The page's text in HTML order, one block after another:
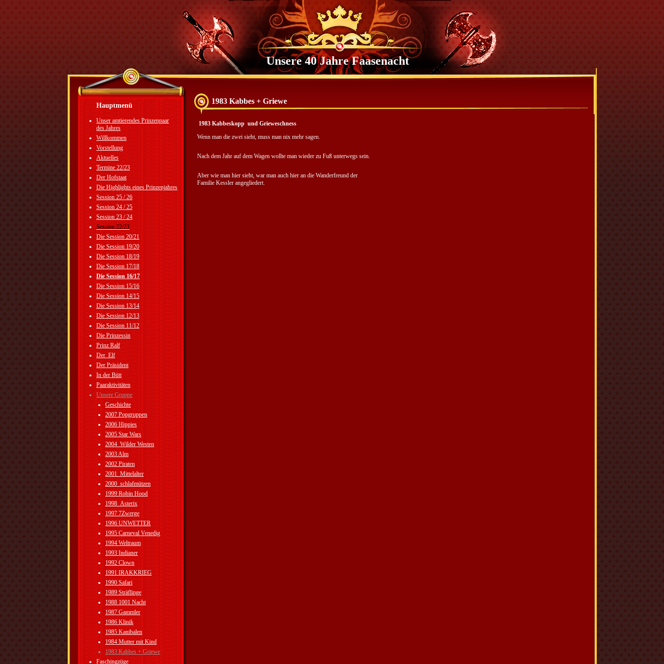
Unsere 40 Jahre Faasenacht
Hauptmenü
Unser amtierendes Prinzenpaar
des Jahres
Willkommen
Vorstellung
Aktuelles
Termine 22/23
Der Hofstaat
Die Highlights eines Prinzenjahres
Session 25 / 26
Session 24 / 25
Session 23 / 24
Session 22/23
Die Session 20/21
Die Session 19/20
Die Session 18/19
Die Session 17/18
Die Session 16/17
Die Session 15/16
Die Session 14/15
Die Session 13/14
Die Session 12/13
Die Session 11/12
Die Prinzessin
Prinz Ralf
Der_Elf
Der Präsident
In der Bütt
Paaraktivitäten
Unsere Gruppe
Geschichte
2007 Popgruppen
2006 Hippies
2005 Star Wars
2004_Wilder Westen
2003 Alm
2002 Piraten
2001_Mittelalter
2000_schlafmützen
1999 Robin Hood
1998_Asterix
1997 7Zwerge
1996 UNWETTER
1995 Carneval Venedig
1994 Weltraum
1993 Indianer
1992 Clown
1991 IRAKKRIEG
1990 Safari
1989 Sträflinge
1988 1001 Nacht
1987 Gammler
1986 Klinik
1985 Kanibalen
1984 Mutter mit Kind
1983 Kabbes + Griewe
Faschingzüge
1983 Kabbes + Griewe
1983 Kabbeskopp und Grieweschness
Wenn man die zwei sieht, muss man nix mehr sagen.
Nach dem Jahr auf dem Wagen wollte man wieder zu Fuß unterwegs sein.
Aber wie man hier sieht, war man auch hier an die Wanderfreund der
Familie Kessler angegliedert.